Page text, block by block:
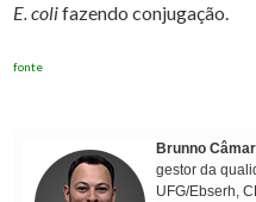
E. colifazendo conjugação.
fonte
Brunno
gestor da
UFG/Ebserh,